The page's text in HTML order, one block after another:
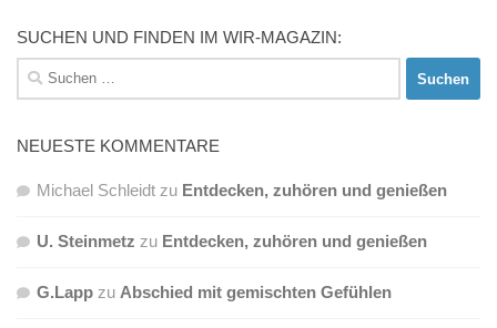
SUCHEN UND FINDEN IM WIR-MAGAZIN:
Suchen
nach:
NEUESTE KOMMENTARE
Michael Schleidt zu Entdecken, zuhören und genießen
U. Steinmetz zu Entdecken, zuhören und genießen
G.Lapp zu Abschied mit gemischten Gefühlen